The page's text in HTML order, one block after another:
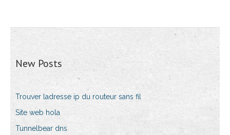
New Posts
Trouver ladresse ip du routeur sans fil
Site web hola
Tunnelbear dns